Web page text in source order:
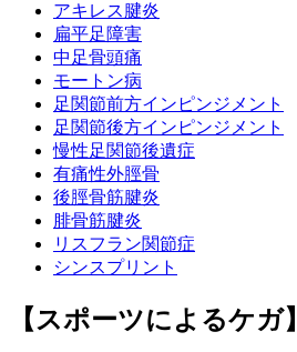
アキレス腱炎
扁平足障害
中足骨頭痛
モートン病
足関節前方インピンジメント
足関節後方インピンジメント
慢性足関節後遺症
有痛性外脛骨
後脛骨筋腱炎
腓骨筋腱炎
リスフラン関節症
シンスプリント
【スポーツによるケガ】